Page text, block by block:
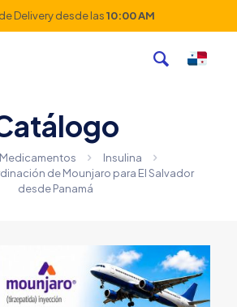
Delivery desde las10:00 AM
Medicamentos
Insulina
de Mounjaro para El Salvador
desde Panamá